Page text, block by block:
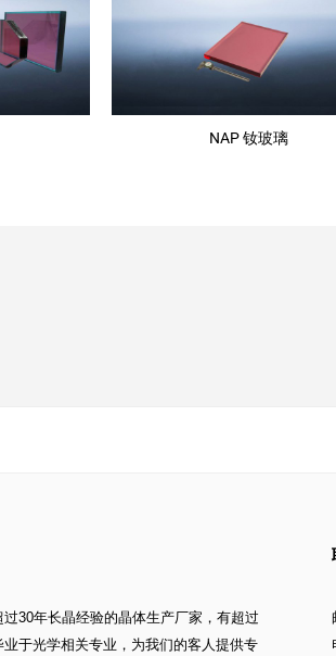
NAP 钕玻璃
30年长晶经验的晶体生产厂家，有超过
业于光学相关专业，为我们的客人提供专